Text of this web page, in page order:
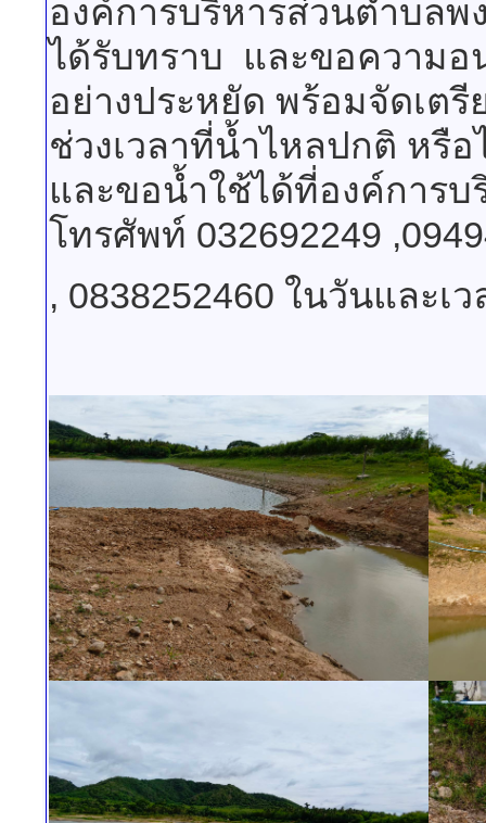
องค์การบริหารส่วนตำบล
ได้รับทราบ และขอความอ
อย่างประหยัด พร้อมจัดเต
ช่วงเวลาที่น้ำไหลปกติ หรื
และขอน้ำใช้ได้ที่องค์การ
โทรศัพท์ 032692249
, 0838252460 ในวันและเ